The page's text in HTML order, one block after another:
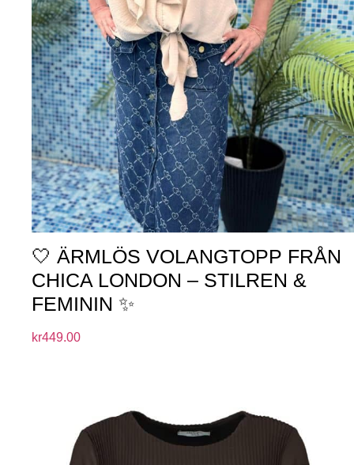
🤍 ÄRMLÖS VOLANGTOPP FRÅN
CHICA LONDON – STILREN &
FEMININ ✨
kr449.00